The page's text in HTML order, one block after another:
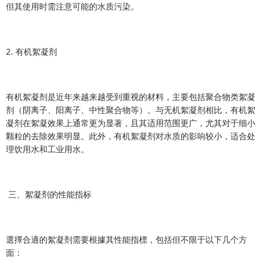
但其使用时需注意可能的水质污染。
2. 有机絮凝剂
有机絮凝剂是近年来越来越受到重视的材料，主要包括聚合物类絮凝
剂（阴离子、阳离子、中性聚合物等）。与无机絮凝剂相比，有机絮
凝剂在絮凝效果上通常更为显著，且其适用范围更广，尤其对于细小
颗粒的去除效果明显。此外，有机絮凝剂对水质的影响较小，适合处
理饮用水和工业用水。
三、絮凝剂的性能指标
選擇合適的絮凝剂需要根據其性能指標，包括但不限于以下几个方
面：